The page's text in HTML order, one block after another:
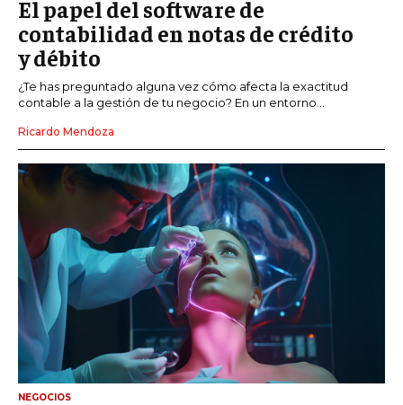
El papel del software de
contabilidad en notas de crédito
y débito
¿Te has preguntado alguna vez cómo afecta la exactitud
contable a la gestión de tu negocio? En un entorno...
Ricardo Mendoza
NEGOCIOS